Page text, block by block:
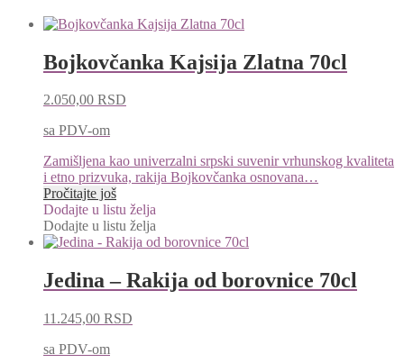
Bojkovčanka Kajsija Zlatna 70cl
2.050,00 RSD
sa PDV-om
Zamišljena kao univerzalni srpski suvenir vrhunskog kvaliteta
i etno prizvuka, rakija Bojkovčanka osnovana…
Pročitajte još
Dodajte u listu želja
Dodajte u listu želja
Jedina – Rakija od borovnice 70cl
11.245,00 RSD
sa PDV-om